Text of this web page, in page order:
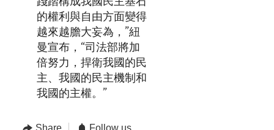
踐踏構成我國民主基石
的權利與自由方面變得
越來越膽大妄為，”紐
曼宣布，“司法部將加
倍努力，捍衛我國的民
主、我國的民主機制和
我國的主權。”